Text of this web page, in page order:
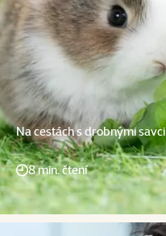
Na cestách s drobnými savci
8 min. čtení